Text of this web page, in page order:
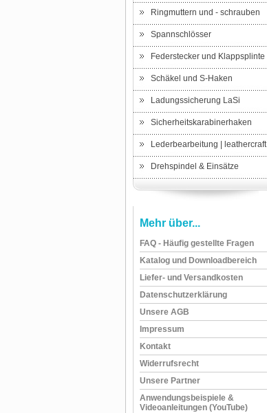
Ringmuttern und - schrauben
Spannschlösser
Federstecker und Klappsplinte
Schäkel und S-Haken
Ladungssicherung LaSi
Sicherheitskarabinerhaken
Lederbearbeitung | leathercraft
Drehspindel & Einsätze
Mehr über...
FAQ - Häufig gestellte Fragen
Katalog und Downloadbereich
Liefer- und Versandkosten
Datenschutzerklärung
Unsere AGB
Impressum
Kontakt
Widerrufsrecht
Unsere Partner
Anwendungsbeispiele &
Videoanleitungen (YouTube)